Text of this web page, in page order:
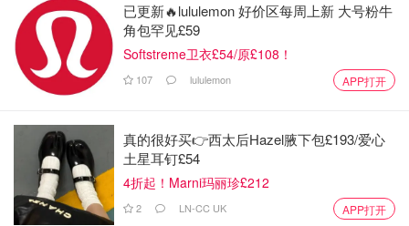
已更新🔥lululemon 好价区每周上新 大号粉牛
角包罕见£59
Softstreme卫衣£54/原£108！
107 lululemon APP打开
真的很好买👉西太后Hazel腋下包£193/爱心
土星耳钉£54
4折起！Marni玛丽珍£212
2 LN-CC UK APP打开